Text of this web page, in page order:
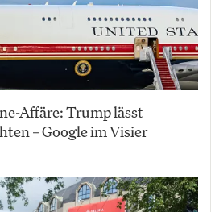
Affäre: Trump lässt
– Google im Visier